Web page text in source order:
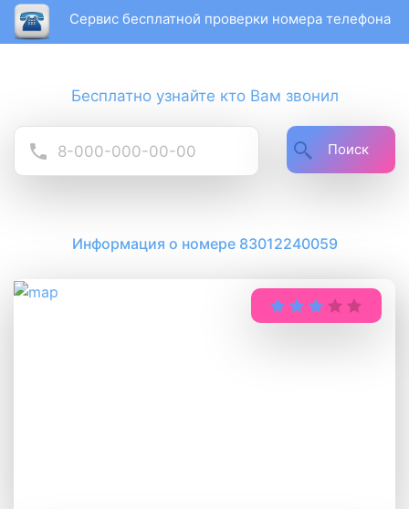
Сервис бесплатной проверки номера телефона
Бесплатно узнайте кто Вам звонил
Поиск
Информация о номере 83012240059